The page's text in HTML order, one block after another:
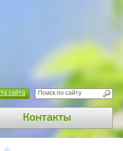
сайта
Контакты